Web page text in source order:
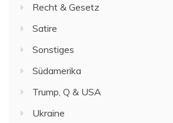
Recht & Gesetz
Satire
Sonstiges
Südamerika
Trump, Q & USA
Ukraine